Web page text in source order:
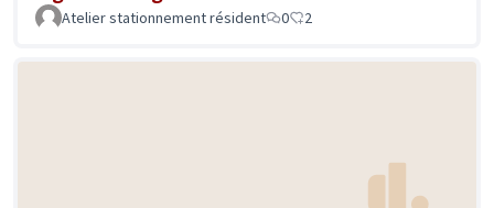
Atelier stationnement résident 0 2